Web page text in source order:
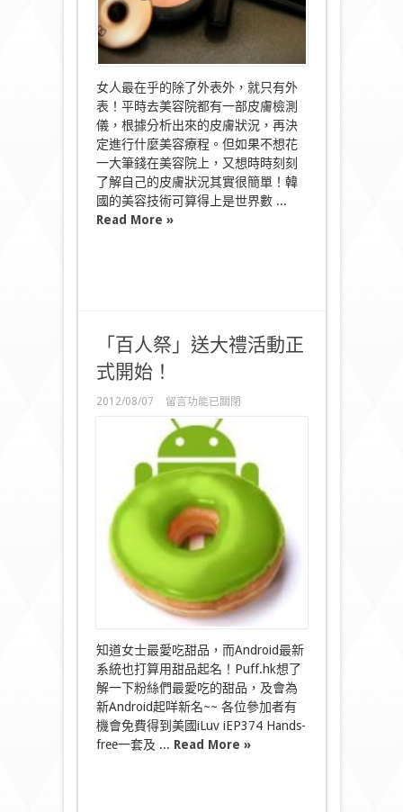
of
Beauty〉
中
女人最在乎的除了外表外，就只有外
表！平時去美容院都有一部皮膚檢測
儀，根據分析出來的皮膚狀況，再決
定進行什麼美容療程。但如果不想花
一大筆錢在美容院上，又想時時刻刻
了解自己的皮膚狀況其實很簡單！韓
國的美容技術可算得上是世界數 ...
Read More »
「百人祭」送大禮活動正
式開始！
2012/08/07
在
〈「百
人
祭」
送
活
動
正
式
始！〉
中
留言功能已關閉
知道女士最愛吃甜品，而Android最新
系統也打算用甜品起名！Puff.hk想了
解一下粉絲們最愛吃的甜品，及會為
新Android起咩新名~~ 各位參加者有
機會免費得到美國iLuv iEP374 Hands-
free一套及 ... Read More »